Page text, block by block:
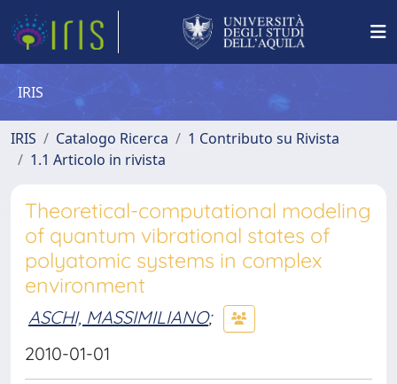
IRIS
IRIS Catalogo Ricerca
1 Contributo su Rivista
1.1 Articolo in rivista
Theoretical-computational modeling
of quantum vibrational states of
polyatomic systems in complex
environment
ASCHI, MASSIMILIANO;
2010-01-01